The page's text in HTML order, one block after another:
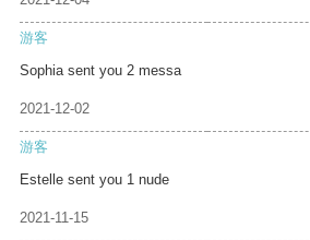
游客
Sophia sent you 2 messa
2021-12-02
游客
Estelle sent you 1 nude
2021-11-15